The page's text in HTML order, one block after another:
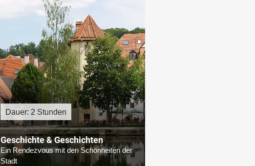
Dauer: 2 Stunden
Geschichte & Geschichten
Ein Rendezvous mit den Schönheiten der
Stadt